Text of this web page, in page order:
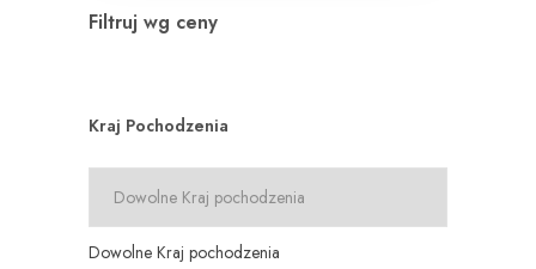
Filtruj wg ceny
Kraj Pochodzenia
Dowolne Kraj pochodzenia